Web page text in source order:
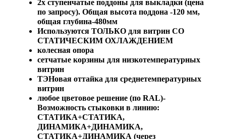
2х ступенчатые поддоны для выкладки (цена
по запросу). Общая высота поддона -120 мм,
общая глубина-480мм
Используются ТОЛЬКО для витрин СО
СТАТИЧЕСКИМ ОХЛАЖДЕНИЕМ
колесная опора
сетчатые корзины для низкотемпературных
витрин
ТЭНовая оттайка для среднетемпературных
витрин
любое цветовое решение (по RAL)-
Возможность стыковки в линию:
СТАТИКА+СТАТИКА,
ДИНАМИКА+ДИНАМИКА,
СТАТИКА+ДИНАМИКА (через